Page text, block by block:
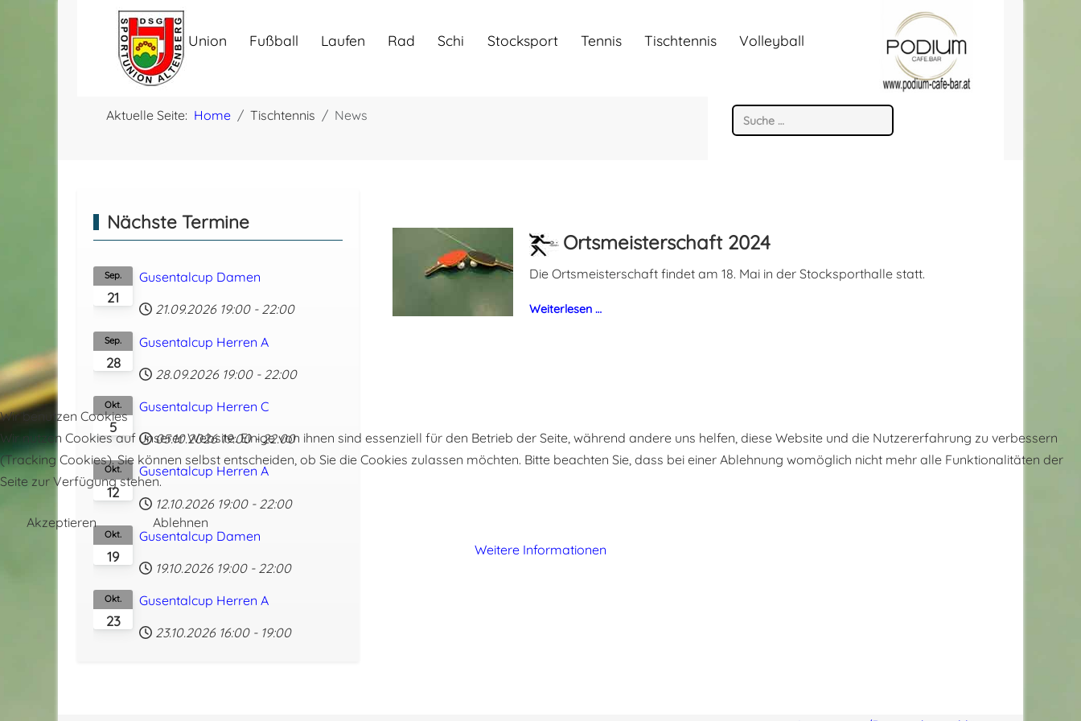
Union Fußball Laufen Rad Schi Stocksport Tennis Tischtennis Volleyball
Aktuelle Seite: Home Tischtennis News Suchen
Nächste Termine
21
Sep. Gusentalcup Damen
21.09.2026 19:00 - 22:00
28
Sep. Gusentalcup Herren A
28.09.2026 19:00 - 22:00
5
Okt. Gusentalcup Herren C
05.10.2026 19:00 - 22:00
12
Okt. Gusentalcup Herren A
12.10.2026 19:00 - 22:00
19
Okt. Gusentalcup Damen
19.10.2026 19:00 - 22:00
23
Okt. Gusentalcup Herren A
23.10.2026 16:00 - 19:00
Ortsmeisterschaft 2024
Die Ortsmeisterschaft findet am 18. Mai in der Stocksporthalle statt.
Weiterlesen …
Wir benutzen Cookies
Wir nutzen Cookies auf unserer Website. Einige von ihnen sind essenziell für den Betrieb der Seite, während andere uns helfen, diese Website und die Nutzererfahrung zu verbessern
(Tracking Cookies). Sie können selbst entscheiden, ob Sie die Cookies zulassen möchten. Bitte beachten Sie, dass bei einer Ablehnung womöglich nicht mehr alle Funktionalitäten der
Seite zur Verfügung stehen.
Akzeptieren
Ablehnen
Weitere Informationen